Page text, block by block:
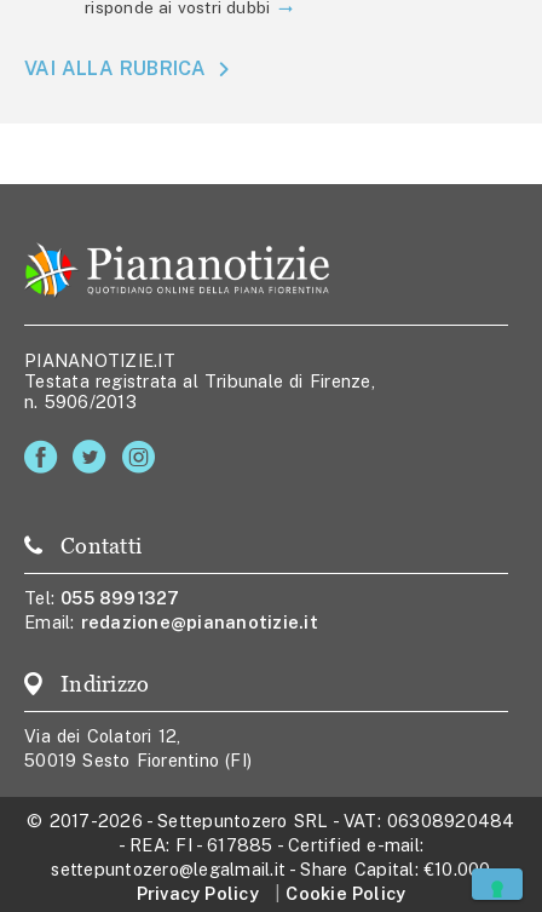
risponde ai vostri dubbi
VAI ALLA RUBRICA
PIANANOTIZIE.IT
Testata registrata al Tribunale di Firenze,
n. 5906/2013
Contatti
Tel: 055 8991327
Email: redazione@piananotizie.it
Indirizzo
Via dei Colatori 12,
50019 Sesto Fiorentino (FI)
© 2017-2026 -Settepuntozero SRL - VAT: 06308920484
- REA: FI - 617885 - Certified e-mail:
settepuntozero@legalmail.it - Share Capital:€10.000
Privacy Policy
Cookie Policy